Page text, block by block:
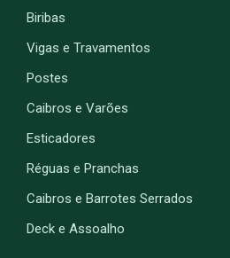
Biribas
Vigas e Travamentos
Postes
Caibros e Varões
Esticadores
Réguas e Pranchas
Caibros e Barrotes Serrados
Deck e Assoalho